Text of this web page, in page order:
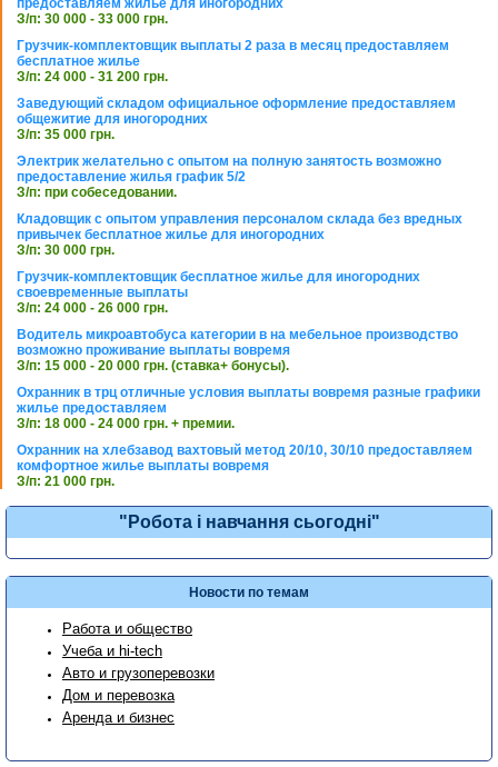
предоставляем жилье для иногородних
З/п: 30 000 - 33 000 грн.
Грузчик-комплектовщик выплаты 2 раза в месяц предоставляем
бесплатное жилье
З/п: 24 000 - 31 200 грн.
Заведующий складом официальное оформление предоставляем
общежитие для иногородних
З/п: 35 000 грн.
Электрик желательно с опытом на полную занятость возможно
предоставление жилья график 5/2
З/п: при собеседовании.
Кладовщик с опытом управления персоналом склада без вредных
привычек бесплатное жилье для иногородних
З/п: 30 000 грн.
Грузчик-комплектовщик бесплатное жилье для иногородних
своевременные выплаты
З/п: 24 000 - 26 000 грн.
Водитель микроавтобуса категории в на мебельное производство
возможно проживание выплаты вовремя
З/п: 15 000 - 20 000 грн. (ставка+ бонусы).
Охранник в трц отличные условия выплаты вовремя разные графики
жилье предоставляем
З/п: 18 000 - 24 000 грн. + премии.
Охранник на хлебзавод вахтовый метод 20/10, 30/10 предоставляем
комфортное жилье выплаты вовремя
З/п: 21 000 грн.
"Робота і навчання сьогодні"
Новости по темам
Работа и общество
Учеба и hi-tech
Авто и грузоперевозки
Дом и перевозка
Аренда и бизнес